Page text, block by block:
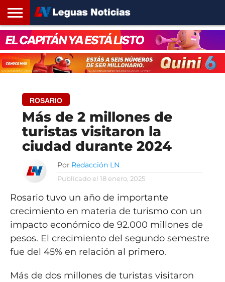
INICIO
SANTA
FE
ROSARIO24
REGIONES
ARGENTINA
OPINIÓN
CONTACTO
ROSARIO
Más de 2 millones de
turistas visitaron la
ciudad durante 2024
Por Redacción LN
Publicado el 18 enero, 2025
Rosario tuvo un año de importante
crecimiento en materia de turismo con un
impacto económico de 92.000 millones de
pesos. El crecimiento del segundo semestre
fue del 45% en relación al primero.
Más de dos millones de turistas visitaron